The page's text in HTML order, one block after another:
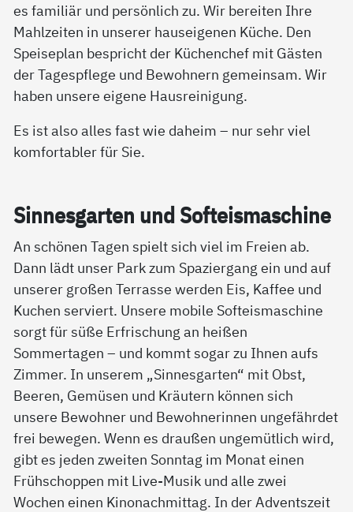
es familiär und persönlich zu. Wir bereiten Ihre
Mahlzeiten in unserer hauseigenen Küche. Den
Speiseplan bespricht der Küchenchef mit Gästen
der Tagespflege und Bewohnern gemeinsam. Wir
haben unsere eigene Hausreinigung.
Es ist also alles fast wie daheim – nur sehr viel
komfortabler für Sie.
Sin­nes­gar­ten und Sof­t­eis­ma­schi­ne
An schönen Tagen spielt sich viel im Freien ab.
Dann lädt unser Park zum Spaziergang ein und auf
unserer großen Terrasse werden Eis, Kaffee und
Kuchen serviert. Unsere mobile Softeismaschine
sorgt für süße Erfrischung an heißen
Sommertagen – und kommt sogar zu Ihnen aufs
Zimmer. In unserem „Sinnesgarten“ mit Obst,
Beeren, Gemüsen und Kräutern können sich
unsere Bewohner und Bewohnerinnen ungefährdet
frei bewegen. Wenn es draußen ungemütlich wird,
gibt es jeden zweiten Sonntag im Monat einen
Frühschoppen mit Live-Musik und alle zwei
Wochen einen Kinonachmittag. In der Adventszeit